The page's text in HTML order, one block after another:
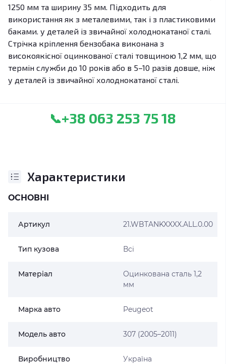
1250 мм та ширину 35 мм. Підходить для
використання як з металевими, так і з пластиковими
баками. у деталей із звичайної холоднокатаної сталі.
Стрічка кріплення бензобака виконана з
високоякісної оцинкованої сталі товщиною 1,2 мм, що
термін служби до 10 років або в 5–10 разів довше, ніж
у деталей із звичайної холоднокатаної сталі.
📞+38 063 253 75 18
Характеристики
ОСНОВНІ
Артикул 21.WBTANKXXXX.ALL.0.00
Тип кузова Всі
Матеріал
Оцинкована сталь 1,2
мм
Марка авто Peugeot
Модель авто 307 (2005–2011)
Виробництво Україна